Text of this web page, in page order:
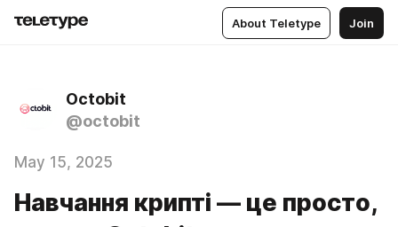
About Teletype Join
Octobit
@octobit
May 15, 2025
Навчання крипті — це просто,